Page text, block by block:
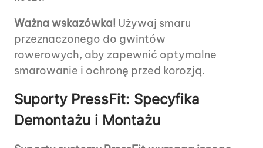
Ważna wskazówka! Używaj smaru
przeznaczonego do gwintów
rowerowych, aby zapewnić optymalne
smarowanie i ochronę przed korozją.
Suporty PressFit: Specyfika
Demontażu i Montażu